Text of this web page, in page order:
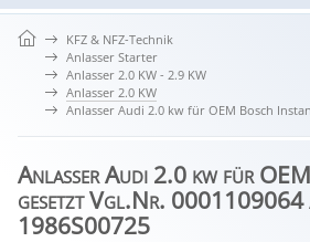
KFZ & NFZ-Technik
Anlasser Starter
Anlasser 2.0 KW - 2.9 KW
Anlasser 2.0 KW
Anlasser Audi 2.0 kw für OEM Bosch Instand gesetzt Vgl.Nr.
Anlasser Audi 2.0 kw für
gesetzt Vgl.Nr.
1986S00725